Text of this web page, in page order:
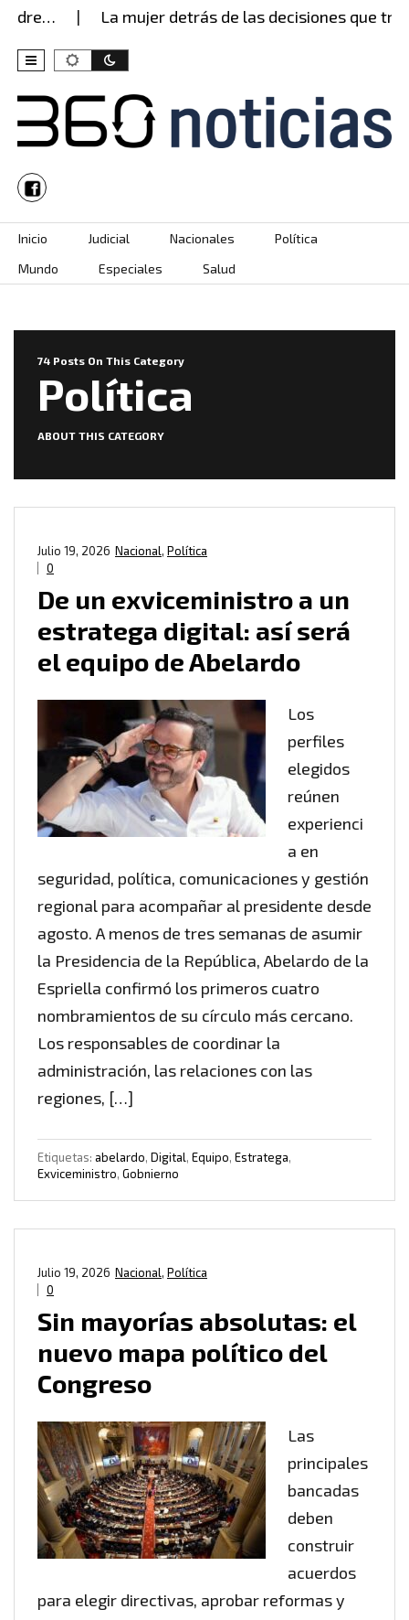
La mujer detrás de las decisiones que
Skip to content
Inicio Judicial Nacionales
Política
Mundo
Especiales Salud
74 Posts On This Category
Política
ABOUT THIS CATEGORY
Nacional, Política
Julio 19, 2026
0
De un exviceministro a un
estratega digital: así será
el equipo de Abelardo
Los
perfiles
elegidos
reúnen
experienci
a en
seguridad, política, comunicaciones y gestión
regional para acompañar al presidente desde
agosto. A menos de tres semanas de asumir
la Presidencia de la República, Abelardo de la
Espriella confirmó los primeros cuatro
nombramientos de su círculo más cercano.
Los responsables de coordinar la
administración, las relaciones con las
regiones, […]
Etiquetas: abelardo, Digital, Equipo, Estratega,
Exviceministro, Gobnierno
Nacional, Política
Julio 19, 2026
0
Sin mayorías absolutas: el
nuevo mapa político del
Congreso
Las
principales
bancadas
deben
construir
acuerdos
para elegir directivas, aprobar reformas y